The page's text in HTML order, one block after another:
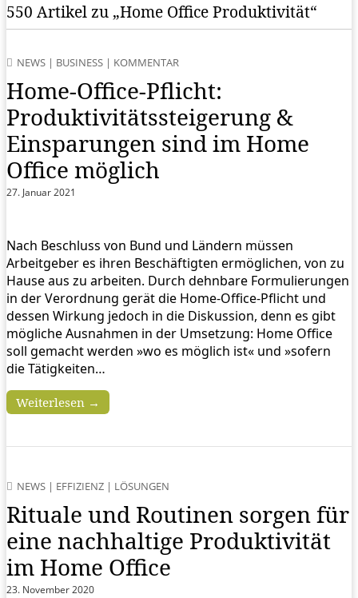
550 Artikel zu „Home Office Produktivität“
NEWS | BUSINESS | KOMMENTAR
Home-Office-Pflicht:
Produktivitätssteigerung &
Einsparungen sind im Home
Office möglich
27. Januar 2021
Nach Beschluss von Bund und Ländern müssen
Arbeitgeber es ihren Beschäftigten ermöglichen, von zu
Hause aus zu arbeiten. Durch dehnbare Formulierungen
in der Verordnung gerät die Home-Office-Pflicht und
dessen Wirkung jedoch in die Diskussion, denn es gibt
mögliche Ausnahmen in der Umsetzung: Home Office
soll gemacht werden »wo es möglich ist« und »sofern
die Tätigkeiten…
Weiterlesen →
NEWS | EFFIZIENZ | LÖSUNGEN
Rituale und Routinen sorgen für
eine nachhaltige Produktivität
im Home Office
23. November 2020